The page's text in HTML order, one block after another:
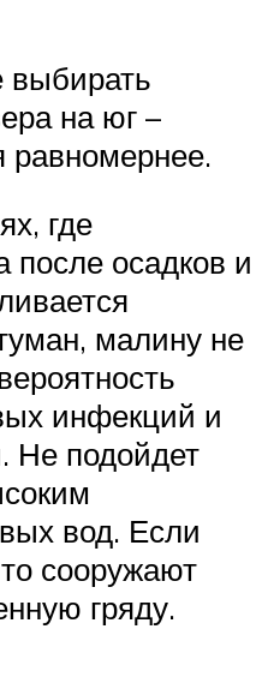
выбирать
на юг –
равномернее.
где
после осадков и
малину не
инфекций и
Не подойдет
вод. Если
сооружают
гряду.